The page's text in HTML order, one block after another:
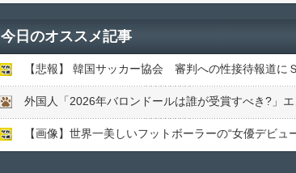
今日のオススメ記事
【悲報】 韓国サッカー協会 審判への性接待報道に
【画像】世界一美しいフットボーラーの“女優デビュ